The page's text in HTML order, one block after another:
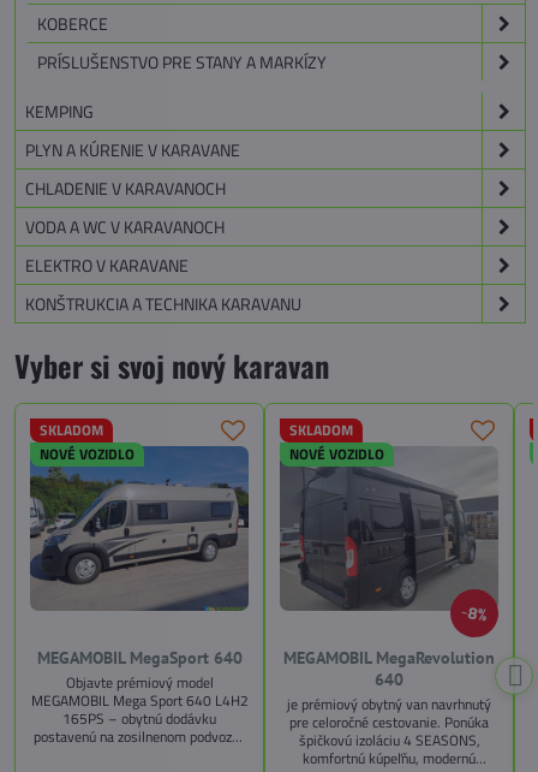
KOBERCE
PRÍSLUŠENSTVO PRE STANY A MARKÍZY
KEMPING
PLYN A KÚRENIE V KARAVANE
CHLADENIE V KARAVANOCH
VODA A WC V KARAVANOCH
ELEKTRO V KARAVANE
KONŠTRUKCIA A TECHNIKA KARAVANU
Vyber si svoj nový karavan
SKLADOM
NOVÉ VOZIDLO
MEGAMOBIL MegaSport 640
Objavte prémiový model
MEGAMOBIL Mega Sport 640 L4H2
165PS – obytnú dodávku
postavenú na zosilnenom podvozku
8%
SKLADOM
NOVÉ VOZIDLO
MEGAMOBIL MegaRevolution
640
je prémiový obytný van navrhnutý
pre celoročné cestovanie. Ponúka
špičkovú izoláciu 4 SEASONS,
komfortnú kúpeľňu, modernú